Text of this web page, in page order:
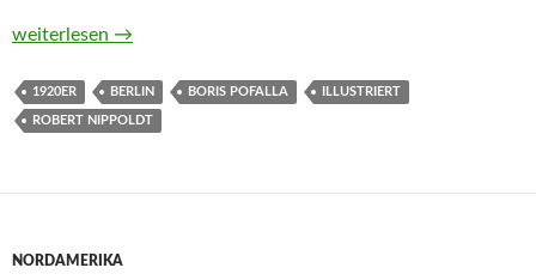
Es wird Nacht im Berlin der wilden Zwanziger von Robert
weiterlesen →
1920ER BERLIN BORIS POFALLA ILLUSTRIERT
ROBERT NIPPOLDT
NORDAMERIKA